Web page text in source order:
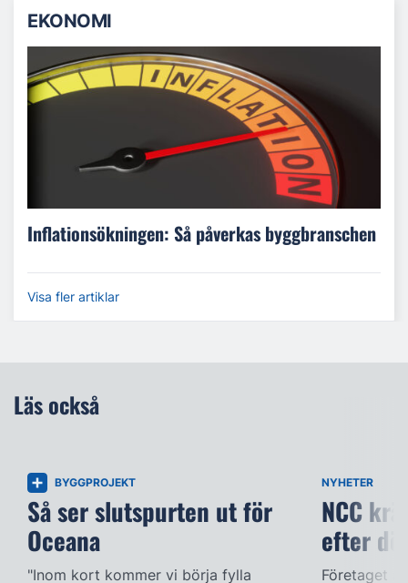
EKONOMI
Inflationsökningen: Så påverkas byggbranschen
Visa fler artiklar
Läs också
BYGGPROJEKT
Så ser slutspurten ut för
Oceana
"Inom kort kommer vi börja fylla
NYHETER
NCC
efter
Företaget